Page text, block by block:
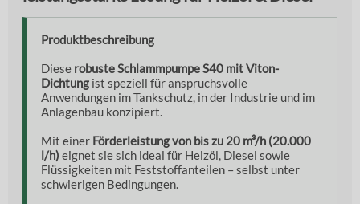
Produktbeschreibung
Diese robuste Schlammpumpe S40 mit Viton-
Dichtung ist speziell für anspruchsvolle
Anwendungen im Tankschutz, in der Industrie und im
Anlagenbau konzipiert.
Mit einer Förderleistung von bis zu 20 m³/h (20.000
l/h) eignet sie sich ideal für Heizöl, Diesel sowie
Flüssigkeiten mit Feststoffanteilen – selbst unter
schwierigen Bedingungen.